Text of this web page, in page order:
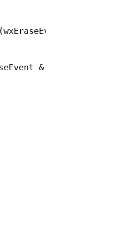
& event)
& event)